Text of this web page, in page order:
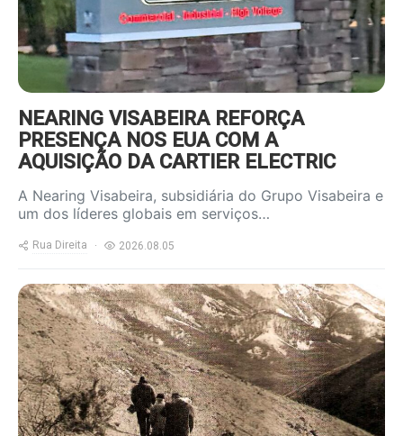
NEARING VISABEIRA REFORÇA
PRESENÇA NOS EUA COM A
AQUISIÇÃO DA CARTIER ELECTRIC
A Nearing Visabeira, subsidiária do Grupo Visabeira e
um dos líderes globais em serviços…
Rua Direita 2026.08.05
https://www.ruadireita.pt/wp-
content/uploads/2024/05/emigrantes-
a-salto-800x600.jpg